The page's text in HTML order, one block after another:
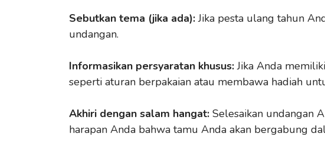
Sebutkan tema (jika ada):Jika pesta ulang tahun
undangan.
Informasikan persyaratan khusus:Jika Anda
seperti aturan berpakaian atau membawa hadiah
Akhiri dengan salam hangat: Selesaikan undangan
harapan Anda bahwa tamu Anda akan bergabung